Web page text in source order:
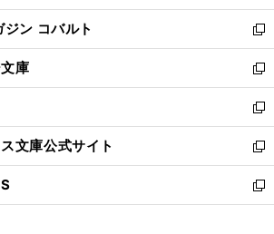
開
く
ウ
で
開
く
ン
ド
ウ
で
開
く
ウ
ィ
ン
ド
ウ
で
開
く
ン コバルト
新
し
い
ウ
ィ
ン
ド
ウ
で
開
庫
新
し
い
ウ
ィ
ン
ド
ウ
新
し
い
ウ
ィ
ン
文庫公式サイト
新
し
い
ウ
新
し